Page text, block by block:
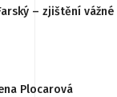
– zjištění
Plocarová